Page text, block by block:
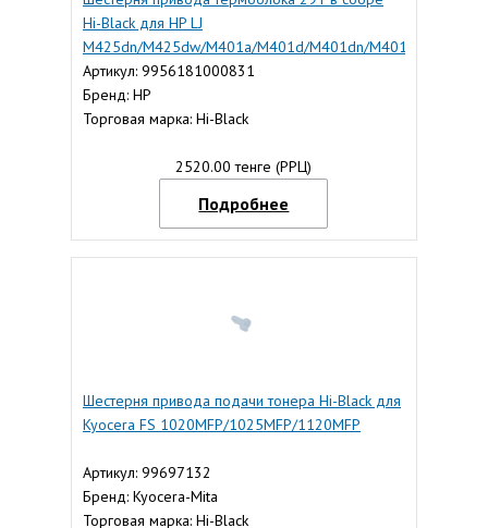
Hi-Black для HP LJ
M425dn/M425dw/M401a/M401d/M401dn/M401
Артикул: 9956181000831
Бренд: HP
Торговая марка: Hi-Black
2520.00 тенге (РРЦ)
Подробнее
Шестерня привода подачи тонера Hi-Black для
Kyocera FS 1020MFP/1025MFP/1120MFP
Артикул: 99697132
Бренд: Kyocera-Mita
Торговая марка: Hi-Black